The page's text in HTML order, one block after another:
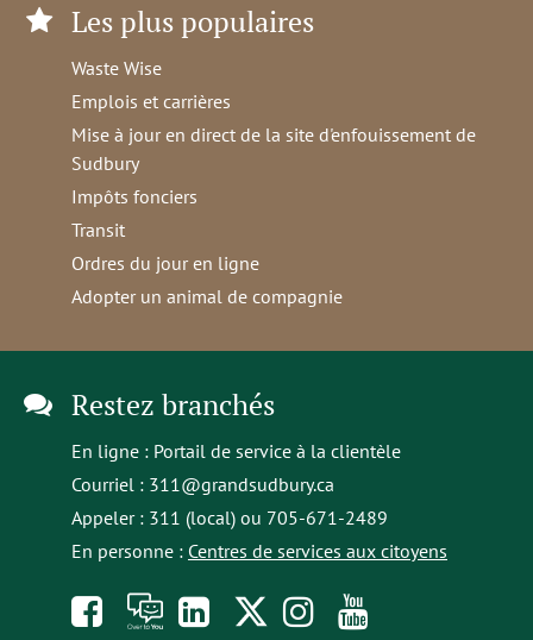
Les plus populaires
Waste Wise
Emplois et carrières
Mise à jour en direct de la site d'enfouissement de
Sudbury
Impôts fonciers
Transit
Ordres du jour en ligne
Adopter un animal de compagnie
Restez branchés
En ligne : Portail de service à la clientèle
Courriel : 311@grandsudbury.ca
Appeler : 311 (local) ou 705-671-2489
En personne : Centres de services aux citoyens
Like À
opensFollowFollow